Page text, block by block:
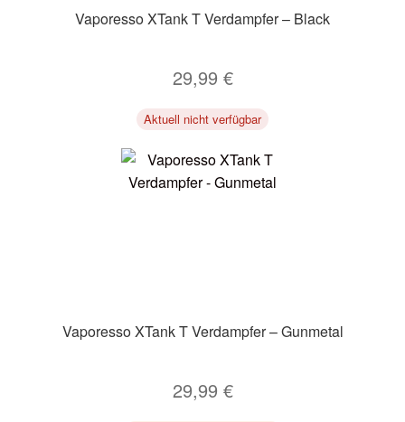
Vaporesso XTank T Verdampfer – Black
29,99 €
Aktuell nicht verfügbar
Vaporesso XTank T Verdampfer – Gunmetal
29,99 €